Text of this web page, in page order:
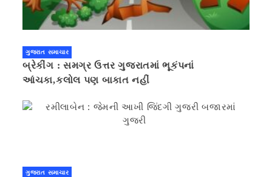
ગુજરાત સમાચાર
બ્રેકીંગ : સમગ્ર ઉત્તર ગુજરાતમાં ભૂકંપનાં
આંચકા,કલોલ પણ બાકાત નહીં
ગુજરાત સમાચાર